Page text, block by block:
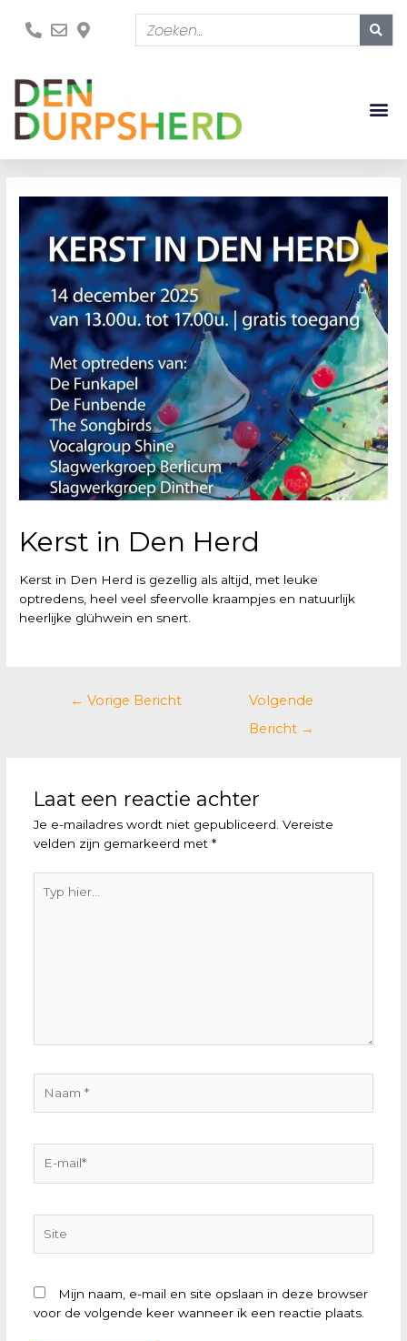
Kerst in Den Herd
Kerst in Den Herd is gezellig als altijd, met leuke
optredens, heel veel sfeervolle kraampjes en natuurlijk
heerlijke glühwein en snert.
← Vorige Bericht
Volgende
Bericht →
Laat een reactie achter
Je e-mailadres wordt niet gepubliceerd. Vereiste
velden zijn gemarkeerd met *
Mijn naam, e-mail en site opslaan in deze browser
voor de volgende keer wanneer ik een reactie plaats.